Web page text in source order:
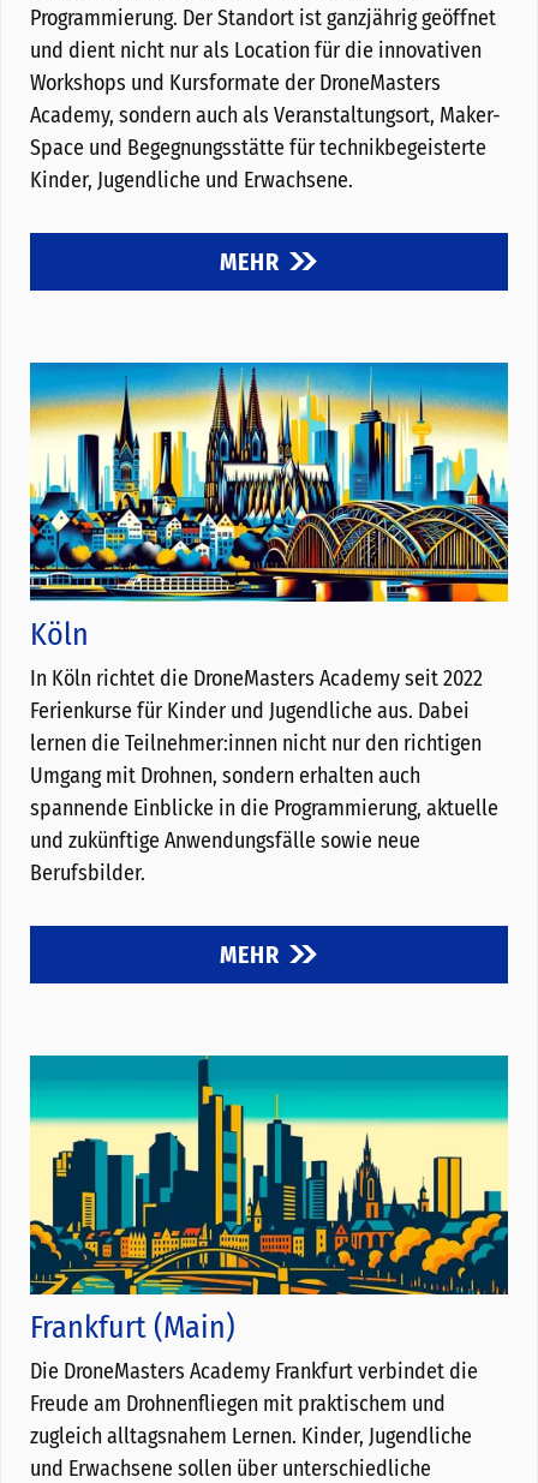
Programmierung. Der Standort ist ganzjährig geöffnet
und dient nicht nur als Location für die innovativen
Workshops und Kursformate der DroneMasters
Academy, sondern auch als Veranstaltungsort, Maker-
Space und Begegnungsstätte für technikbegeisterte
Kinder, Jugendliche und Erwachsene.
MEHR
Köln
In Köln richtet die DroneMasters Academy seit 2022
Ferienkurse für Kinder und Jugendliche aus. Dabei
lernen die Teilnehmer:innen nicht nur den richtigen
Umgang mit Drohnen, sondern erhalten auch
spannende Einblicke in die Programmierung, aktuelle
und zukünftige Anwendungsfälle sowie neue
Berufsbilder.
MEHR
Frankfurt (Main)
Die DroneMasters Academy Frankfurt verbindet die
Freude am Drohnenfliegen mit praktischem und
zugleich alltagsnahem Lernen. Kinder, Jugendliche
und Erwachsene sollen über unterschiedliche